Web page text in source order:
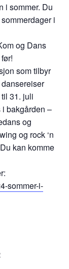
i sommer. Du
i
og Dans
som tilbyr
31. juli
bakgården –
og
og rock ‘n
kan komme
sommer-i-